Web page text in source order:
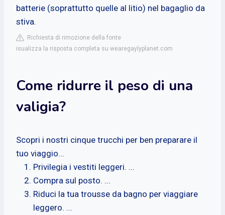
batterie (soprattutto quelle al litio) nel bagaglio da
stiva.
Richiesta di rimozione della fonte
isualizza la risposta completa su wearegaylyplanet.com
Come ridurre il peso di una
valigia?
Scopri i nostri cinque trucchi per ben preparare il
tuo viaggio...
Privilegia i vestiti leggeri. ...
Compra sul posto. ...
Riduci la tua trousse da bagno per viaggiare
leggero. ...